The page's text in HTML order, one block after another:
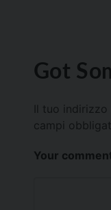
Got
Il tuo
campi
Your